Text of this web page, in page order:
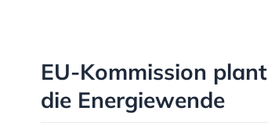
EU-Kommission
die Energiewende